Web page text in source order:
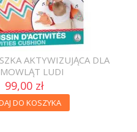
AKTYWIZUJĄCA DLA
LUDI
99,00 zł
DO KOSZYKA